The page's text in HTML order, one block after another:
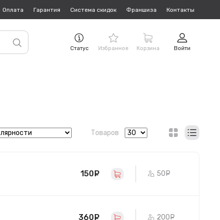
Оплата Гарантия Система скидок Франшиза Контакты
Статус Избранное Корзина Войти
Товаров
150 руб. 50
360 руб. 200